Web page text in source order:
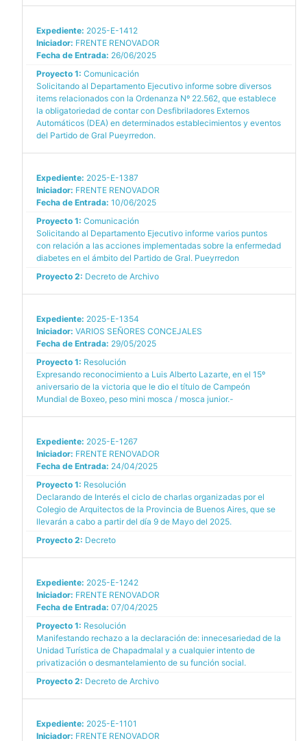
Expediente: 2025-E-1412
Iniciador: FRENTE RENOVADOR
Fecha de Entrada: 26/06/2025
Proyecto 1: Comunicación
Solicitando al Departamento Ejecutivo informe sobre diversos
items relacionados con la Ordenanza Nº 22.562, que establece
la obligatoriedad de contar con Desfibriladores Externos
Automáticos (DEA) en determinados establecimientos y eventos
del Partido de Gral Pueyrredon.
Expediente: 2025-E-1387
Iniciador: FRENTE RENOVADOR
Fecha de Entrada: 10/06/2025
Proyecto 1: Comunicación
Solicitando al Departamento Ejecutivo informe varios puntos
con relación a las acciones implementadas sobre la enfermedad
diabetes en el ámbito del Partido de Gral. Pueyrredon
Proyecto 2: Decreto de Archivo
Expediente: 2025-E-1354
Iniciador: VARIOS SEÑORES CONCEJALES
Fecha de Entrada: 29/05/2025
Proyecto 1: Resolución
Expresando reconocimiento a Luis Alberto Lazarte, en el 15º
aniversario de la victoria que le dio el título de Campeón
Mundial de Boxeo, peso mini mosca / mosca junior.-
Expediente: 2025-E-1267
Iniciador: FRENTE RENOVADOR
Fecha de Entrada: 24/04/2025
Proyecto 1: Resolución
Declarando de Interés el ciclo de charlas organizadas por el
Colegio de Arquitectos de la Provincia de Buenos Aires, que se
llevarán a cabo a partir del día 9 de Mayo del 2025.
Proyecto 2: Decreto
Expediente: 2025-E-1242
Iniciador: FRENTE RENOVADOR
Fecha de Entrada: 07/04/2025
Proyecto 1: Resolución
Manifestando rechazo a la declaración de: innecesariedad de la
Unidad Turística de Chapadmalal y a cualquier intento de
privatización o desmantelamiento de su función social.
Proyecto 2: Decreto de Archivo
Expediente: 2025-E-1101
Iniciador: FRENTE RENOVADOR